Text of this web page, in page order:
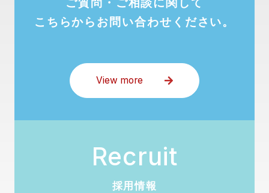
ご質問・ご相談に関して
こちらからお問い合わせください。
View more
Recruit
採用情報